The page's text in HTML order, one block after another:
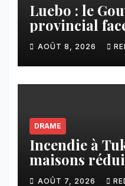
Luebo : le
provincial
érosions qui
AOÛT 8, 2026
DRAME
Incendie à
maisons
plusieurs
AOÛT 7, 2026